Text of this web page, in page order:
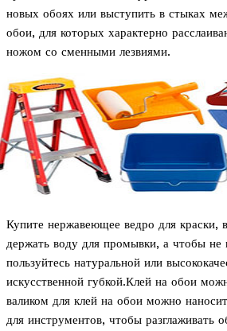
новых обоях или выступить в стыках
обои, для которых характерно
ножом со сменными лезвиями.
Купите нержавеющее ведро для краски,
держать воду для промывки, а чтобы не
пользуйтесь натуральной или
искусственной губкой.Клей на обои
валиком для клей на обои можно
для инструментов, чтобы разглаживать